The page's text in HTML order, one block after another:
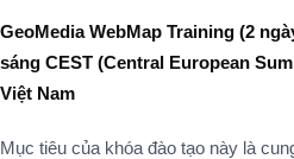
GeoMedia WebMap Training (2
sáng CEST (Central European
Việt Nam
Mục tiêu của khóa đào tạo này là